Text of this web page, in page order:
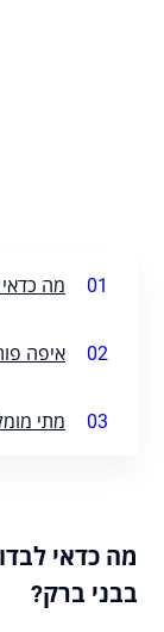
01
02 איפה
03 מתי
מה כדאי
בבני ברק?